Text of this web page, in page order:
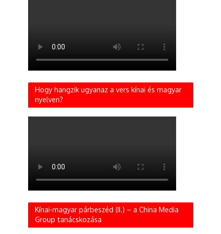
Hogy hangzik ugyanaz a vers kínai és magyar
nyelven?
Kínai-magyar párbeszéd (II.) – a China Media
Group tanácskozása